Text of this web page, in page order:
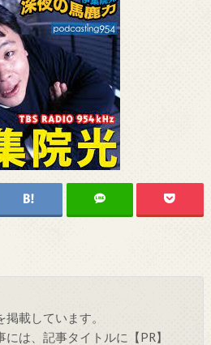
掲載しています。
は、記事タイトルに【PR】